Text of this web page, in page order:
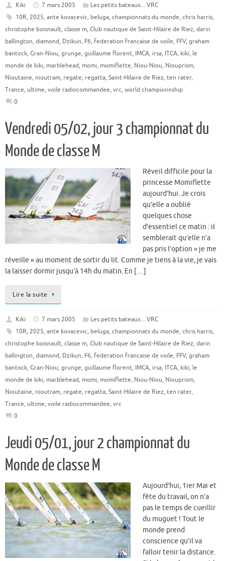
Kiki 7 mars 2005
Les petits bateaux... VRC
10R, 2025, ante kovacevic, beluga, championnats du monde, chris harris,
christophe boisnault, classe m, Club nautique de Saint-Hilaire de Riez, darin
ballington, diamond, Dzikun, F6, federation francaise de voile, FFV, graham
bantock, Gran-Niou, grunge, guillaume florent, IMCA, irsa, ITCA, kiki, le
monde de kiki, marblehead, momi, momiflette, Niou-Niou, Niouprism,
Nioutaine, nioutram, regate, regatta, Saint-Hilaire de Riez, ten rater,
Trance, ultime, voile radiocommandee, vrc, world championnship
0
Vendredi 05/02, jour 3 championnat du
Monde de classe M
Réveil difficile pour la
princesse Momiflette
aujourd’hui. Je crois
qu’elle a oublié
quelques chose
d’essentiel ce matin : il
semblerait qu’elle n’a
pas pris l’option « je me
réveille » au moment de sortir du lit. Comme je tiens à la vie, je vais
la laisser dormir jusqu’à 14h du matin. En […]
Lire la suite
Kiki 7 mars 2005
Les petits bateaux... VRC
10R, 2025, ante kovacevic, beluga, championnats du monde, chris harris,
christophe boisnault, classe m, Club nautique de Saint-Hilaire de Riez, darin
ballington, diamond, Dzikun, F6, federation francaise de voile, FFV, graham
bantock, Gran-Niou, grunge, guillaume florent, IMCA, irsa, ITCA, kiki, le
monde de kiki, marblehead, momi, momiflette, Niou-Niou, Niouprism,
Nioutaine, nioutram, regate, regatta, Saint-Hilaire de Riez, ten rater,
Trance, ultime, voile radiocommandee, vrc
0
Jeudi 05/01, jour 2 championnat du
Monde de classe M
Aujourd’hui, 1ier Mai et
fête du travail, on n’a
pas le temps de cueillir
du muguet ! Tout le
monde prend
conscience qu’il va
falloir tenir la distance.